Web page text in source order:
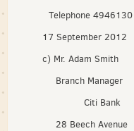
Telephone 4946130
17 September 2012
c) Mr. Adam Smith
Branch Manager
Citi Bank
28 Beech Avenue